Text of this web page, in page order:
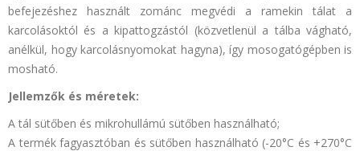
befejezéshez használt zománc megvédi a ramekin tálat a
karcolásoktól és a kipattogzástól (közvetlenül a tálba vágható,
anélkül, hogy karcolásnyomokat hagyna), így mosogatógépben is
mosható.
Jellemzők és méretek:
A tál sütőben és mikrohullámú sütőben használható;
A termék fagyasztóban és sütőben használható (-20°C és +270°C